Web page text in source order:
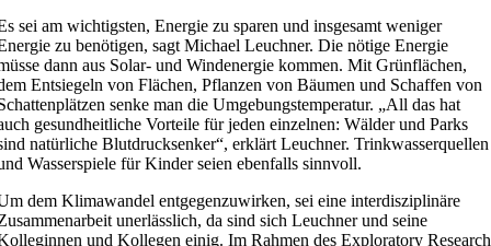
sei am wichtigsten, Energie zu sparen und insgesamt weniger
zu benötigen, sagt Michael Leuchner. Die nötige Energie
dann aus Solar- und Windenergie kommen. Mit Grünflächen,
Entsiegeln von Flächen, Pflanzen von Bäumen und Schaffen von
senke man die Umgebungstemperatur. „All das hat
gesundheitliche Vorteile für jeden einzelnen: Wälder und Parks
natürliche Blutdrucksenker“, erklärt Leuchner. Trinkwasserquellen
Wasserspiele für Kinder seien ebenfalls sinnvoll.
dem Klimawandel entgegenzuwirken, sei eine interdisziplinäre
unerlässlich, da sind sich Leuchner und seine
und Kollegen einig. Im Rahmen des Exploratory Research